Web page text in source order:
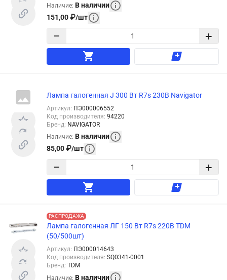
Наличие: В наличии
151,00 ₽/шт
− +
Лампа галогенная J 300 Вт R7s 230В Navigator
Артикул: ПЭ000006552
Код производителя: 94220
Бренд: NAVIGATOR
Наличие: В наличии
85,00 ₽/шт
− +
РАСПРОДАЖА
Лампа галогенная ЛГ 150 Вт R7s 220В TDM
(50/500шт)
Артикул: ПЭ000014643
Код производителя: SQ0341-0001
Бренд: TDM
Наличие: В наличии